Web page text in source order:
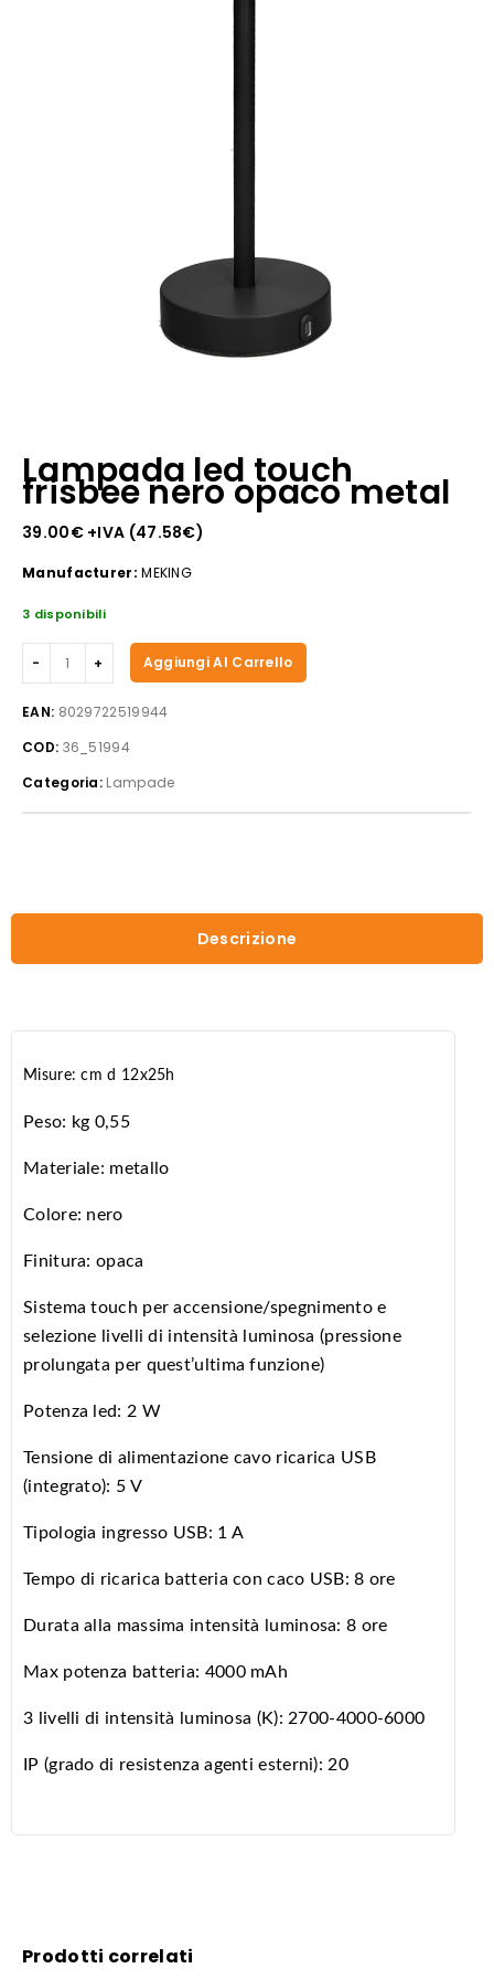
Lampada led touch
frisbee nero opaco metal
39.00€+IVA (47.58€)
Manufacturer: MEKING
3 disponibili
Lampada
led
touch
nero
opaco
Aggiungi Al Carrello
EAN: 8029722519944
COD: 36_51994
Categoria: Lampade
Descrizione
Misure: cm d 12x25h
Peso: kg 0,55
Materiale: metallo
Colore: nero
Finitura: opaca
Sistema touch per accensione/spegnimento e
selezione livelli di intensità luminosa (pressione
prolungata per quest’ultima funzione)
Potenza led: 2 W
Tensione di alimentazione cavo ricarica USB
(integrato): 5 V
Tipologia ingresso USB: 1 A
Tempo di ricarica batteria con caco USB: 8 ore
Durata alla massima intensità luminosa: 8 ore
Max potenza batteria: 4000 mAh
3 livelli di intensità luminosa (K): 2700-4000-6000
IP (grado di resistenza agenti esterni): 20
Prodotti correlati